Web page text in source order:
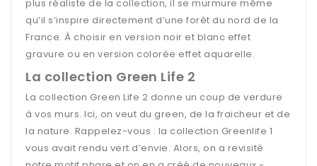
plus réaliste de la collection, il se murmure même
qu’il s’inspire directement d’une forêt du nord de la
France. À choisir en version noir et blanc effet
gravure ou en version colorée effet aquarelle.
La collection Green Life 2
La collection Green Life 2 donne un coup de verdure
à vos murs. Ici, on veut du green, de la fraicheur et de
la nature. Rappelez-vous : la collection Greenlife 1
vous avait rendu vert d’envie. Alors, on a revisité